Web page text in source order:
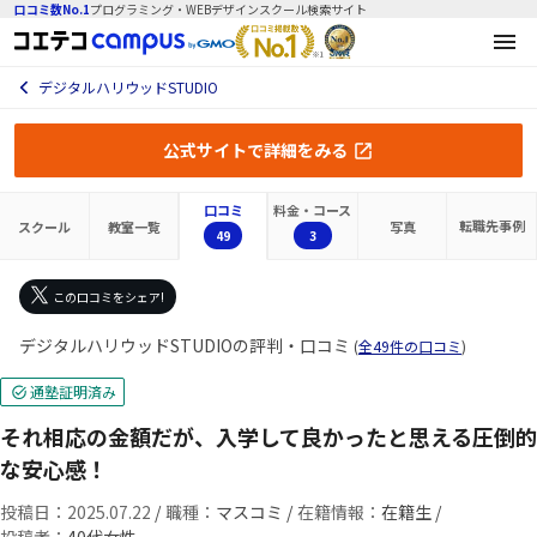
口コミ数No.1プログラミング・WEBデザインスクール検索サイト
デジタルハリウッドSTUDIO
公式サイトで詳細をみる
スクール 教室一覧
口コミ
49
料金・コース
3 写真 転職先事例
この口コミをシェア!
デジタルハリウッドSTUDIOの評判・口コミ (全49件の口コミ)
通塾証明済み
それ相応の金額だが、入学して良かったと思える圧倒的
な安心感！
投稿日：2025.07.22 / 職種： マスコミ / 在籍情報： 在籍生 /